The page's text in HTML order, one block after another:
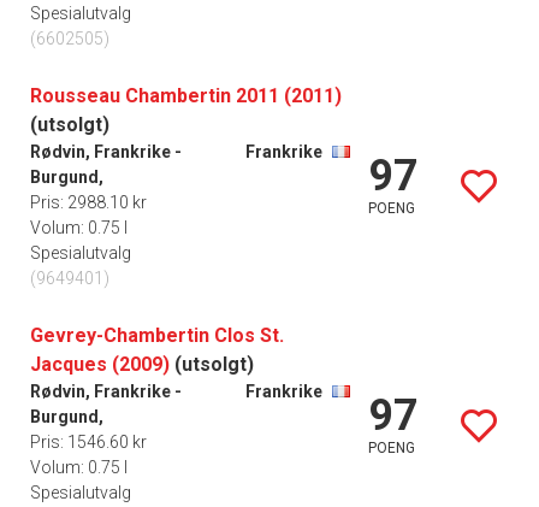
Spesialutvalg
(6602505)
Rousseau Chambertin 2011 (2011)
(utsolgt)
Rødvin, Frankrike -
Burgund,
Frankrike
Pris: 2988.10 kr
Volum: 0.75 l
Spesialutvalg
(9649401)
97
POENG
Gevrey-Chambertin Clos St.
Jacques (2009) (utsolgt)
Rødvin, Frankrike -
Burgund,
Frankrike
Pris: 1546.60 kr
Volum: 0.75 l
Spesialutvalg
97
POENG